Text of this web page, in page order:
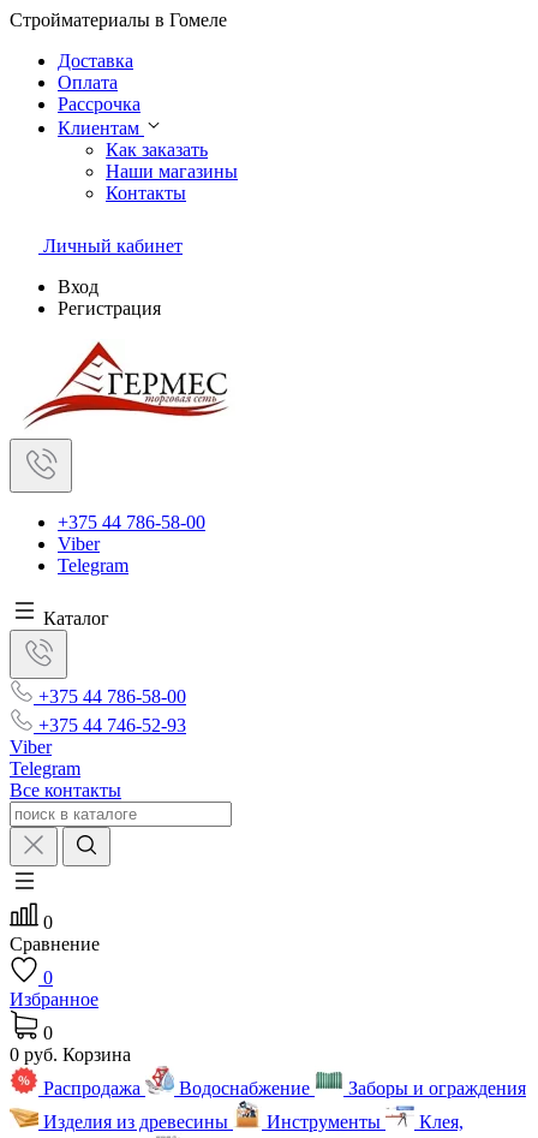
Стройматериалы в Гомеле
Доставка
Оплата
Рассрочка
Клиентам
Как заказать
Наши магазины
Контакты
Личный кабинет
Вход
Регистрация
+375 44 786-58-00
Viber
Telegram
Каталог
+375 44 786-58-00
+375 44 746-52-93
Viber
Telegram
Все контакты
0
Сравнение
0
Избранное
0
0 руб. Корзина
Распродажа
Водоснабжение
Заборы и ограждения
Изделия из древесины
Инструменты
Клея,